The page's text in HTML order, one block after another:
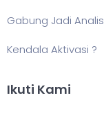
Gabung Jadi Analis
Kendala Aktivasi ?
Ikuti Kami